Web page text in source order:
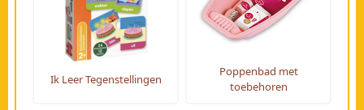
Ik Leer Tegenstellingen
Poppenbad met
toebehoren